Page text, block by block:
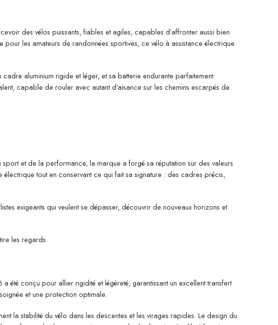
des vélos puissants, fiables et agiles, capables d’affronter aussi bien
les amateurs de randonnées sportives, ce vélo à assistance électrique
aluminium rigide et léger, et sa batterie endurante parfaitement
capable de rouler avec autant d’aisance sur les chemins escarpés de
et de la performance, la marque a forgé sa réputation sur des valeurs
électrique tout en conservant ce qui fait sa signature : des cadres précis,
exigeants qui veulent se dépasser, découvrir de nouveaux horizons et
les regards.
été conçu pour allier rigidité et légèreté, garantissant un excellent transfert
et une protection optimale.
la stabilité du vélo dans les descentes et les virages rapides. Le design du